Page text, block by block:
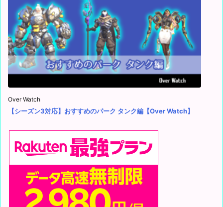
Over Watch
【シーズン3対応】おすすめのパーク タンク編【Over Watch】